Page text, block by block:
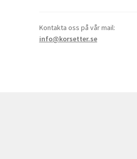
Kontakta oss på vår mail:
info@korsetter.se